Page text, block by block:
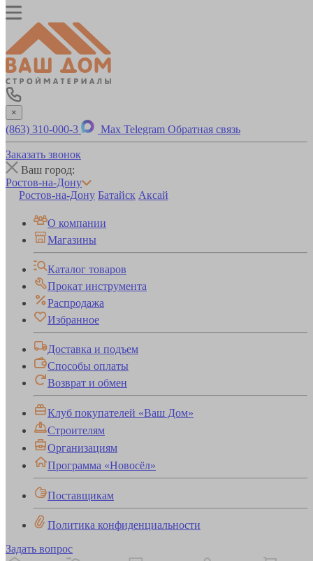
×
(863) 310-000-3 Max Telegram Обратная связь
Заказать звонок
Ваш город:
Ростов-на-Дону
Ростов-на-Дону Батайск Аксай
О компании
Магазины
Каталог товаров
Прокат инструмента
Распродажа
Избранное
Доставка и подъем
Способы оплаты
Возврат и обмен
Клуб покупателей «Ваш Дом»
Строителям
Организациям
Программа «Новосёл»
Поставщикам
Политика конфиденциальности
Задать вопрос